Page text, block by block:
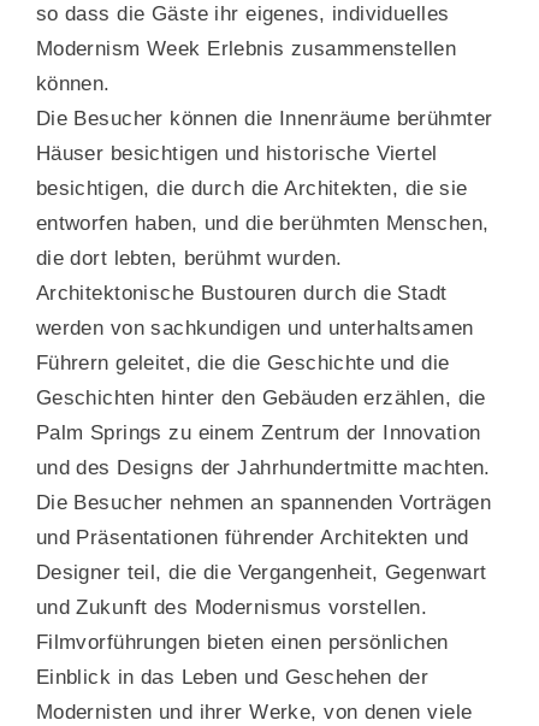
so dass die Gäste ihr eigenes, individuelles
Modernism Week Erlebnis zusammenstellen
können.
Die Besucher können die Innenräume berühmter
Häuser besichtigen und historische Viertel
besichtigen, die durch die Architekten, die sie
entworfen haben, und die berühmten Menschen,
die dort lebten, berühmt wurden.
Architektonische Bustouren durch die Stadt
werden von sachkundigen und unterhaltsamen
Führern geleitet, die die Geschichte und die
Geschichten hinter den Gebäuden erzählen, die
Palm Springs zu einem Zentrum der Innovation
und des Designs der Jahrhundertmitte machten.
Die Besucher nehmen an spannenden Vorträgen
und Präsentationen führender Architekten und
Designer teil, die die Vergangenheit, Gegenwart
und Zukunft des Modernismus vorstellen.
Filmvorführungen bieten einen persönlichen
Einblick in das Leben und Geschehen der
Modernisten und ihrer Werke, von denen viele